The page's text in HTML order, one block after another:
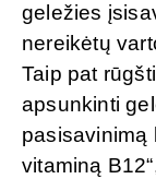
geležies
nereikėtų
Taip pat
apsunkinti
pasisavinimą
vitaminą